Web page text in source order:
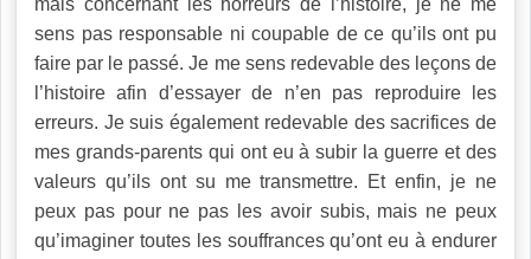
mais concernant les horreurs de l’histoire, je ne me
sens pas responsable ni coupable de ce qu’ils ont pu
faire par le passé. Je me sens redevable des leçons de
l’histoire afin d’essayer de n’en pas reproduire les
erreurs. Je suis également redevable des sacrifices de
mes grands-parents qui ont eu à subir la guerre et des
valeurs qu’ils ont su me transmettre. Et enfin, je ne
peux pas pour ne pas les avoir subis, mais ne peux
qu’imaginer toutes les souffrances qu’ont eu à endurer